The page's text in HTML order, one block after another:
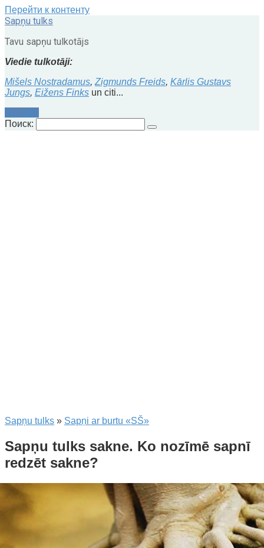
Перейти к контенту
Sapņu tulks
Tavu sapņu tulkotājs
Viedie tulkotāji:
Mišels Nostradamus, Zigmunds Freids, Kārlis Gustavs
Jungs, Eižens Finks un citi...
Kontakti
Поиск:
Sapņu tulks » Sapņi ar burtu «SŠ»
Sapņu tulks sakne. Ko nozīmē sapnī
redzēt sakne?